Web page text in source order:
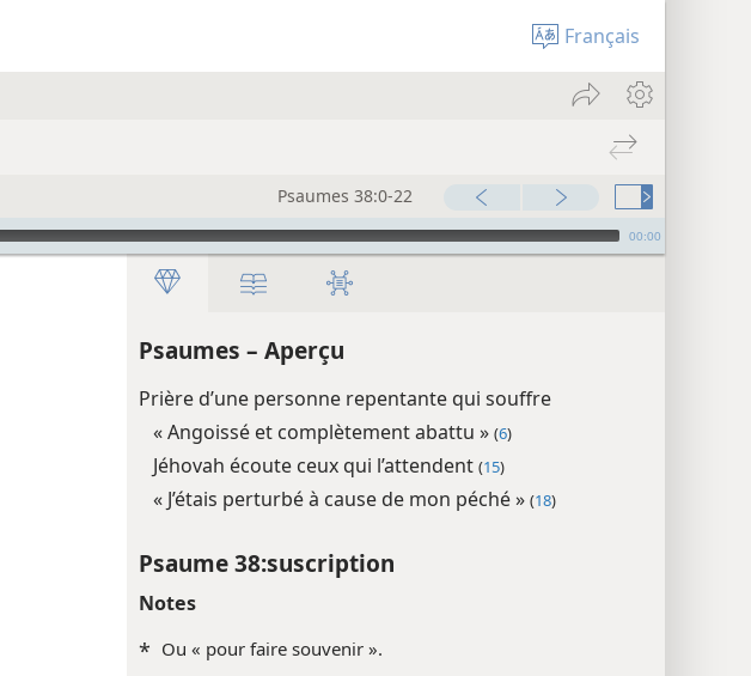
Français
Psaumes 38:0-22
00:00
Psaumes – Aperçu
Prière d’une personne repentante qui souffre
« Angoissé et complètement abattu » (6)
Jéhovah écoute ceux qui l’attendent (15)
« J’étais perturbé à cause de mon péché » (18)
Psaume 38:suscription
Notes
* Ou « pour faire souvenir ».